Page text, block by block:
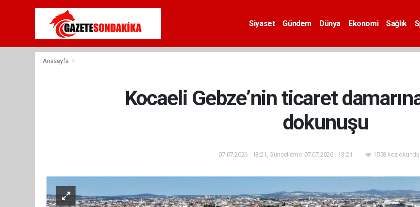
Siyaset Gündem Dünya Ekonomi Sağlık
Anasayfa
Kocaeli Gebze’nin ticaret
dokunuşu
07.07.2026 - 13:21, Güncelleme: 07.07.2026 - 13:21 1558 kez okundu.